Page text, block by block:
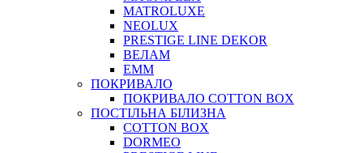
MATROLUXE
NEOLUX
PRESTIGE LINE DEKOR
ВЕЛАМ
ЕММ
ПОКРИВАЛО
ПОКРИВАЛО COTTON BOX
ПОСТІЛЬНА БІЛИЗНА
COTTON BOX
DORMEO